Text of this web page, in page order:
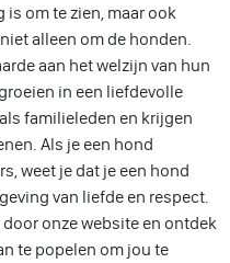
om te zien, maar ook
alleen om de honden.
aan het welzijn van hun
in een liefdevolle
familieleden en krijgen
Als je een hond
weet je dat je een hond
van liefde en respect.
onze website en ontdek
te popelen om jou te